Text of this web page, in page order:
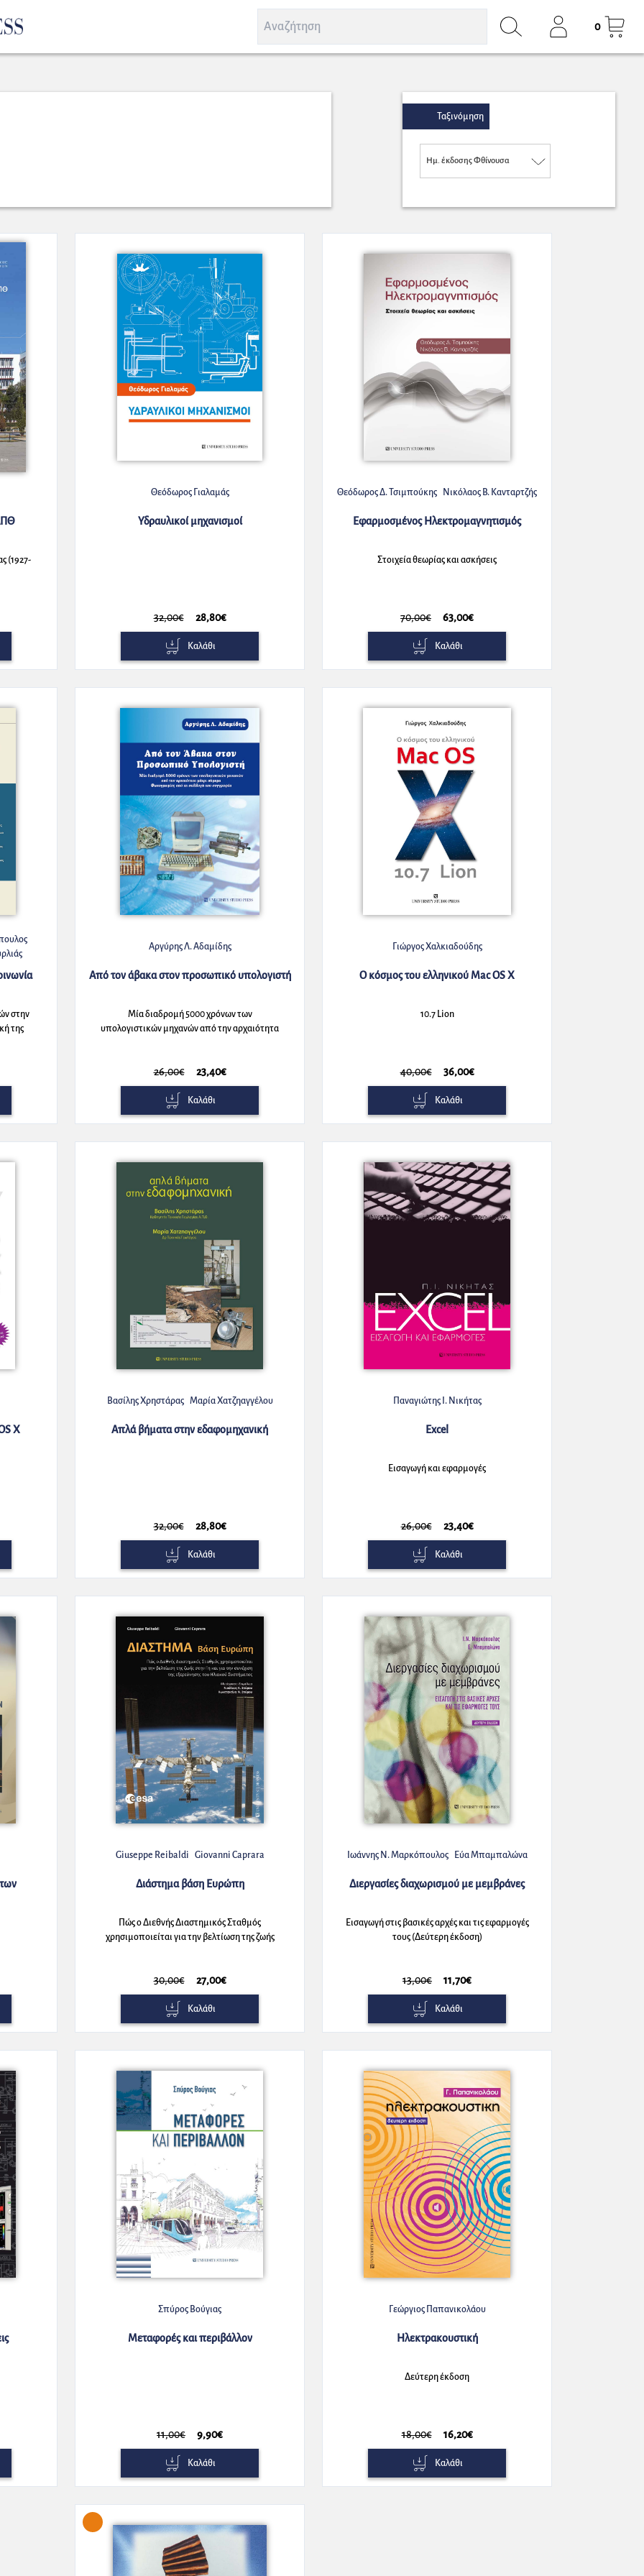
0
Ταξινόμηση
Ημ. έκδοσης Φθίνουσα
(1927-
Θεόδωρος Γιαλαμάς
Υδραυλικοί μηχανισμοί
32,00€ 28,80€
Καλάθι
Θεόδωρος Δ. Τσιμπούκης Νικόλαος Β. Κανταρτζής
Εφαρμοσμένος Ηλεκτρομαγνητισμός
Στοιχεία θεωρίας και ασκήσεις
70,00€ 63,00€
Καλάθι
Λέτση
στην
της
Αργύρης Λ. Αδαμίδης
Από τον άβακα στον προσωπικό υπολογιστή
Μία διαδρομή 5000 χρόνων των
υπολογιστικών μηχανών από την αρχαιότητα
26,00€ 23,40€
Καλάθι
Γιώργος Χαλκιαδούδης
Ο κόσμος του ελληνικού Mac OS X
10.7 Lion
40,00€ 36,00€
Καλάθι
X
Βασίλης Χρηστάρας Μαρία Χατζηαγγέλου
Απλά βήματα στην εδαφομηχανική
32,00€ 28,80€
Καλάθι
Παναγιώτης Ι. Νικήτας
Excel
Εισαγωγή και εφαρμογές
26,00€ 23,40€
Καλάθι
Giuseppe Reibaldi Giovanni Caprara
Διάστημα βάση Ευρώπη
Πώς ο Διεθνής Διαστημικός Σταθμός
χρησιμοποιείται για την βελτίωση της ζωής
30,00€ 27,00€
Καλάθι
Ιωάννης Ν. Μαρκόπουλος Εύα Μπαμπαλώνα
Διεργασίες διαχωρισμού με μεμβράνες
Εισαγωγή στις βασικές αρχές και τις εφαρμογές
τους (Δεύτερη έκδοση)
13,00€ 11,70€
Καλάθι
Σπύρος Βούγιας
Μεταφορές και περιβάλλον
11,00€ 9,90€
Καλάθι
Γεώργιος Παπανικολάου
Ηλεκτρακουστική
Δεύτερη έκδοση
18,00€ 16,20€
Καλάθι